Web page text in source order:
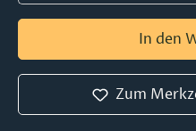
In den
Zum